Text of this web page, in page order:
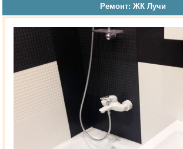
Ремонт: ЖК Лучи